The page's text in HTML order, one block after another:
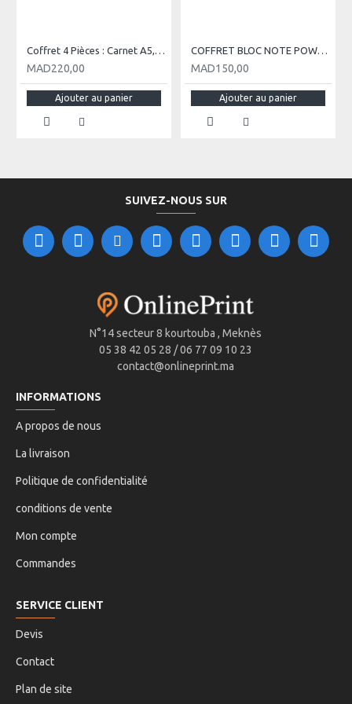
Coffret 4 Pièces : Carnet A5, Stylo, Porte-clés et Porte-carte Visite
MAD220,00
Ajouter au panier
COFFRET BLOC NOTE POWERBANK
MAD150,00
Ajouter au panier
SUIVEZ-NOUS SUR
N°14 secteur 8 kourtouba , Meknès
05 38 42 05 28 / 06 77 09 10 23
contact@onlineprint.ma
INFORMATIONS
A propos de nous
La livraison
Politique de confidentialité
conditions de vente
Mon compte
Commandes
SERVICE CLIENT
Devis
Contact
Plan de site